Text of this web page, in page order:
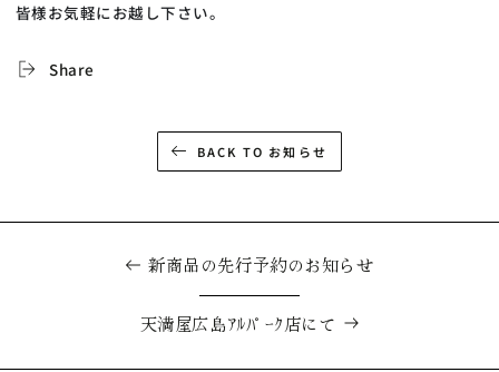
皆様お気軽にお越し下さい。
Share
BACK TO お知らせ
新商品の先行予約のお知らせ
天満屋広島ｱﾙﾊﾟｰｸ店にて